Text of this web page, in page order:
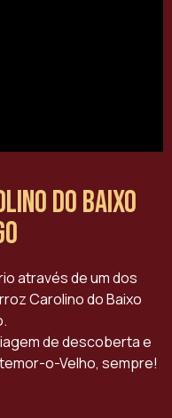
do Baixo
através de um dos
Carolino do Baixo
de descoberta e
o-Velho, sempre!